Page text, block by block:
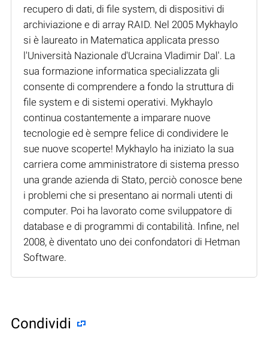
recupero di dati, di file system, di dispositivi di
archiviazione e di array RAID. Nel 2005 Mykhaylo
si è laureato in Matematica applicata presso
l'Università Nazionale d'Ucraina Vladimir Dal'. La
sua formazione informatica specializzata gli
consente di comprendere a fondo la struttura di
file system e di sistemi operativi. Mykhaylo
continua costantemente a imparare nuove
tecnologie ed è sempre felice di condividere le
sue nuove scoperte! Mykhaylo ha iniziato la sua
carriera come amministratore di sistema presso
una grande azienda di Stato, perciò conosce bene
i problemi che si presentano ai normali utenti di
computer. Poi ha lavorato come sviluppatore di
database e di programmi di contabilità. Infine, nel
2008, è diventato uno dei confondatori di Hetman
Software.
Condividi